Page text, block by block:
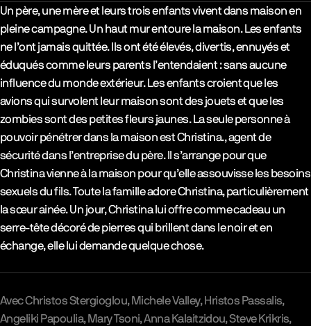
Synopsys & Casting
Un père, une mère et leurs trois enfants vivent dans maison en
pleine campagne. Un haut mur entoure la maison. Les enfants
ne l’ont jamais quittée. Ils ont été élevés, divertis, ennuyés et
éduqués comme leurs parents l’entendaient : sans aucune
influence du monde extérieur. Les enfants croient que les
avions qui survolent leur maison sont des jouets et que les
zombies sont des petites fleurs jaunes. La seule personne à
pouvoir pénétrer dans la maison est Christina., agent de
sécurité dans l’entreprise du père. Il s’arrange pour que
Christina vienne à la maison pour qu’elle assouvisse les besoins
sexuels du fils. Toute la famille adore Christina, particulièrement
la sœur ainée. Un jour, Christina lui offre comme cadeau un
serre-tête décoré de pierres qui brillent dans le noir et en
échange, elle lui demande quelque chose.
AvecChristos Stergioglou Michele Valley Hristos Passalis
Angeliki Papoulia Mary Tsoni Anna KalaitzidouSteve Krikris